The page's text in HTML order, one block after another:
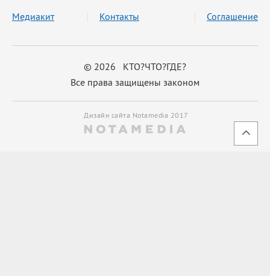
© 2026 КТО?ЧТО?ГДЕ?
Все права защищены законом
Медиакит Контакты Соглашение
Дизайн сайта Notamedia 2017